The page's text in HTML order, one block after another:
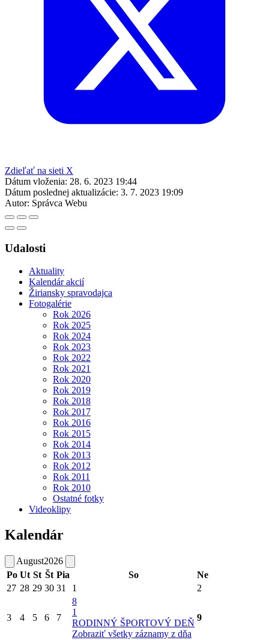
Zdieľať na sieti X
Dátum vloženia: 28. 6. 2023 19:44
Dátum poslednej aktualizácie: 3. 7. 2023 19:09
Autor: Správca Webu
Udalosti
Aktuality
Kalendár akcií
Žiriansky spravodajca
Fotogalérie
Rok 2026
Rok 2025
Rok 2024
Rok 2023
Rok 2022
Rok 2021
Rok 2020
Rok 2019
Rok 2018
Rok 2017
Rok 2016
Rok 2015
Rok 2014
Rok 2013
Rok 2012
Rok 2011
Rok 2010
Ostatné fotky
Videoklipy
Kalendár
August2026
Po Ut St Št Pia So
Ne
27 28 29 30 31 1 2
3 4 5 6 7
8
1
RODINNÝ ŠPORTOVÝ DEŇ
Zobraziť všetky záznamy z dňa
9